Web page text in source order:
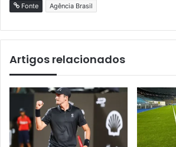
Fonte Agência Brasil
Artigos relacionados